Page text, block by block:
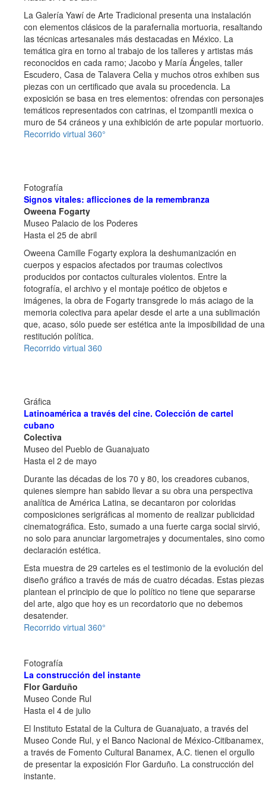
La Galería Yawí de Arte Tradicional presenta una instalación
con elementos clásicos de la parafernalia mortuoria, resaltando
las técnicas artesanales más destacadas en México. La
temática gira en torno al trabajo de los talleres y artistas más
reconocidos en cada ramo; Jacobo y María Ángeles, taller
Escudero, Casa de Talavera Celia y muchos otros exhiben sus
piezas con un certificado que avala su procedencia. La
exposición se basa en tres elementos: ofrendas con personajes
temáticos representados con catrinas, el tzompantli mexica o
muro de 54 cráneos y una exhibición de arte popular mortuorio.
Recorrido virtual 360°
Fotografía
Signos vitales: aflicciones de la remembranza
Oweena Fogarty
Museo Palacio de los Poderes
Hasta el 25 de abril
Oweena Camille Fogarty explora la deshumanización en
cuerpos y espacios afectados por traumas colectivos
producidos por contactos culturales violentos. Entre la
fotografía, el archivo y el montaje poético de objetos e
imágenes, la obra de Fogarty transgrede lo más aciago de la
memoria colectiva para apelar desde el arte a una sublimación
que, acaso, sólo puede ser estética ante la imposibilidad de una
restitución política.
Recorrido virtual 360
Gráfica
Latinoamérica a través del cine. Colección de cartel
cubano
Colectiva
Museo del Pueblo de Guanajuato
Hasta el 2 de mayo
Durante las décadas de los 70 y 80, los creadores cubanos,
quienes siempre han sabido llevar a su obra una perspectiva
analítica de América Latina, se decantaron por coloridas
composiciones serigráficas al momento de realizar publicidad
cinematográfica. Esto, sumado a una fuerte carga social sirvió,
no solo para anunciar largometrajes y documentales, sino como
declaración estética.
Esta muestra de 29 carteles es el testimonio de la evolución del
diseño gráfico a través de más de cuatro décadas. Estas piezas
plantean el principio de que lo político no tiene que separarse
del arte, algo que hoy es un recordatorio que no debemos
desatender.
Recorrido virtual 360°
Fotografía
La construcción del instante
Flor Garduño
Museo Conde Rul
Hasta el 4 de julio
El Instituto Estatal de la Cultura de Guanajuato, a través del
Museo Conde Rul, y el Banco Nacional de México-Citibanamex,
a través de Fomento Cultural Banamex, A.C. tienen el orgullo
de presentar la exposición Flor Garduño. La construcción del
instante.